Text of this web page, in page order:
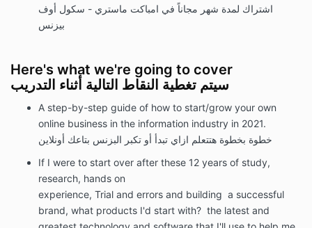
اشتراك لمدة شهر مجاناً في امباكت ماستري - سكول أوف
Here's what we're going to cover
سيتم تغطية النقاط التالية أثناء التدريب
A step-by-step guide of how to start/grow your own
online business in the information industry in 2021.
خطوة بخطوة هتتعلم ازاي تبدأ أو تكبر البزنس بتاعك أونلاين
If I were to start over after these 12 years of study,
research, hands on
experience, Trial and errors and building a successful
brand, what products I'd start with? the latest and